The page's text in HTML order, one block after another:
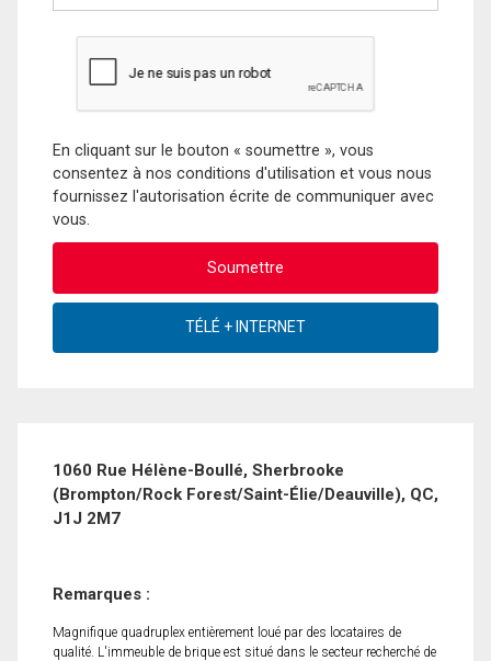
En cliquant sur le bouton « soumettre », vous
consentez à nos conditions d'utilisation et vous nous
fournissez l'autorisation écrite de communiquer avec
vous.
1060 Rue Hélène-Boullé, Sherbrooke
(Brompton/Rock Forest/Saint-Élie/Deauville), QC,
J1J 2M7
Remarques :
Magnifique quadruplex entièrement loué par des locataires de
qualité. L'immeuble de brique est situé dans le secteur recherché de